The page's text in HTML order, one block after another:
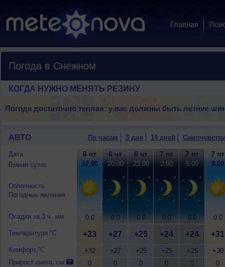
Главная
Погода в Снежном
КОГДА НУЖНО МЕНЯТЬ РЕЗИНУ
Погода достаточно теплая: у вас должны быть летние
АВТО По часам 3 дня 14 дней
Дата
Время суток
Облачность
Погодные явления
Осадки за 3 ч, мм
Температура °C
Комфорт,°C
Прирост снега, см
6 чт
17:00
0.0
+33
+32
0
6 чт
20:00
0.0
+27
+27
0
6 чт
23:00
0.0
+25
+25
0
7 пт
2:00
0.0
+24
+25
0
7 пт
5:00
0.0
+24
+25
0
7 пт
8:00
0.0
+31
+30
0